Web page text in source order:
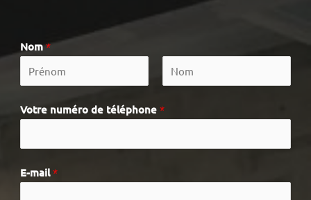
Nom*
r
m
o
Votre numéro de téléphone *
E-mail*